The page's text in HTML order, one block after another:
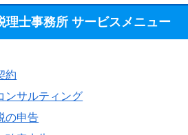
理士事務所 サービスメニュー
約
ンサルティング
の申告